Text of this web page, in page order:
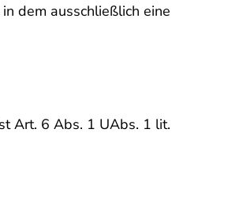
dem ausschließlich eine
Art. 6 Abs. 1 UAbs. 1 lit.